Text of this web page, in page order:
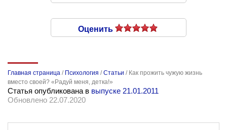
Оценить
Главная страница / Психология /Статьи / Как прожить чужую жизнь
вместо своей? «Радуй меня, детка!»
Статья опубликована в выпуске 21.01.2011
Обновлено 22.07.2020